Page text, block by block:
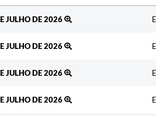
JULHO DE 2026
JULHO DE 2026
JULHO DE 2026
JULHO DE 2026